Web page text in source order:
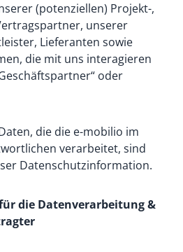
(potenziellen) Projekt-,
unserer
Lieferanten sowie
die mit uns interagieren
oder
die die e-mobilio im
verarbeitet, sind
Datenschutzinformation.
die Datenverarbeitung &